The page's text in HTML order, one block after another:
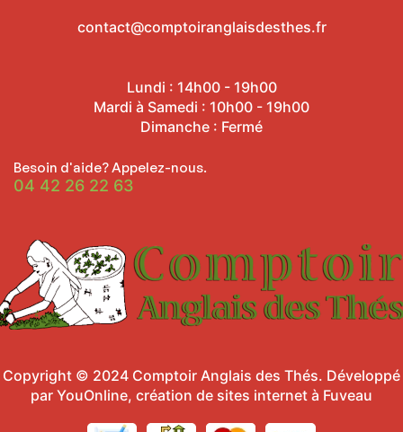
contact@comptoiranglaisdesthes.fr
Lundi : 14h00 - 19h00
Mardi à Samedi : 10h00 - 19h00
Dimanche : Fermé
Besoin d'aide? Appelez-nous.
04 42 26 22 63
Copyright © 2024 Comptoir Anglais des Thés. Développé
par YouOnline, création de sites internet à Fuveau